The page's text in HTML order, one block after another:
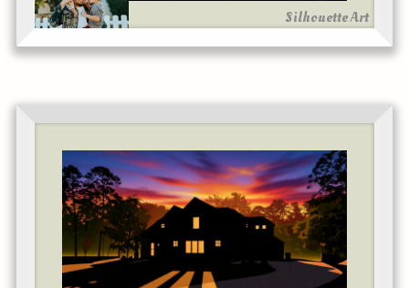
Silhouette Art